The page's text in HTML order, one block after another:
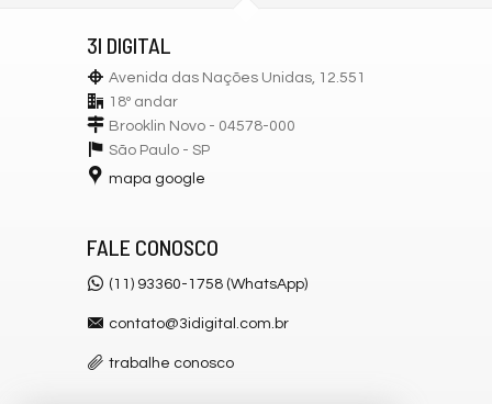
3I DIGITAL
Avenida das Nações Unidas, 12.551
18º andar
Brooklin Novo - 04578-000
São Paulo - SP
mapa google
FALE CONOSCO
(11) 93360-1758 (WhatsApp)
contato@3idigital.com.br
trabalhe conosco